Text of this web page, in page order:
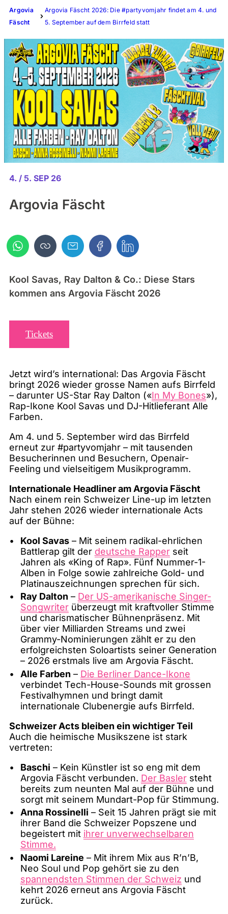
Argovia
Fäscht
Argovia Fäscht 2026: Die #partyvomjahr findet am 4. und
5. September auf dem Birrfeld statt
4. / 5. SEP 26
Argovia Fäscht
Kool Savas, Ray Dalton & Co.: Diese Stars
kommen ans Argovia Fäscht 2026
Tickets
Jetzt wird’s international: Das Argovia Fäscht
bringt 2026 wieder grosse Namen aufs Birrfeld
– darunter US-Star Ray Dalton («In My Bones»),
Rap-Ikone Kool Savas und DJ-Hitlieferant Alle
Farben.
Am 4. und 5. September wird das Birrfeld
erneut zur #partyvomjahr – mit tausenden
Besucherinnen und Besuchern, Openair-
Feeling und vielseitigem Musikprogramm.
Internationale Headliner am Argovia Fäscht
Nach einem rein Schweizer Line-up im letzten
Jahr stehen 2026 wieder internationale Acts
auf der Bühne:
Kool Savas– Mit seinem radikal-ehrlichen
Battlerap gilt der deutsche Rapperseit
Jahren als «King of Rap». Fünf Nummer-1-
Alben in Folge sowie zahlreiche Gold- und
Platinauszeichnungen sprechen für sich.
Ray Dalton – Der US-amerikanische Singer-
Songwriterüberzeugt mit kraftvoller Stimme
und charismatischer Bühnenpräsenz. Mit
über vier Milliarden Streams und zwei
Grammy-Nominierungen zählt er zu den
erfolgreichsten Soloartists seiner Generation
– 2026 erstmals live am Argovia Fäscht.
Alle Farben – Die Berliner Dance-Ikone
verbindet Tech-House-Sounds mit grossen
Festivalhymnen und bringt damit
internationale Clubenergie aufs Birrfeld.
Schweizer Acts bleiben ein wichtiger Teil
Auch die heimische Musikszene ist stark
vertreten:
Baschi – Kein Künstler ist so eng mit dem
Argovia Fäscht verbunden. Der Baslersteht
bereits zum neunten Mal auf der Bühne und
sorgt mit seinem Mundart-Pop für Stimmung.
Anna Rossinelli – Seit 15 Jahren prägt sie mit
ihrer Band die Schweizer Popszene und
begeistert mit ihrer unverwechselbaren
Stimme.
Naomi Lareine – Mit ihrem Mix aus R’n’B,
Neo Soul und Pop gehört sie zu den
spannendsten Stimmen der Schweiz und
kehrt 2026 erneut ans Argovia Fäscht
zurück.